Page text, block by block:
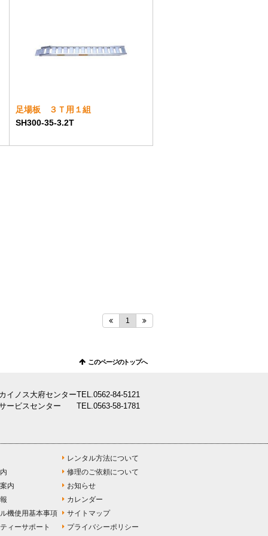
足場板 ３Ｔ用１組
SH300-35-3.2T
1
このページのトップへ
イノス大府センターTEL.0562-84-5121
ービスセンター
TEL.0563-58-1781
内
機使用基本事項
ィーサポート
レンタル方法について
修理のご依頼について
お知らせ
カレンダー
サイトマップ
プライバシーポリシー